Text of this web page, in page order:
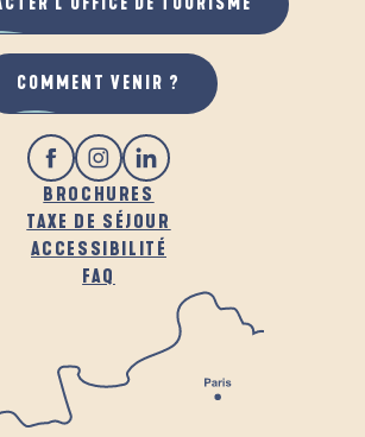
BROCHURES
TAXE DE SÉJOUR
ACCESSIBILITÉ
FAQ
COMMENT VENIR ?